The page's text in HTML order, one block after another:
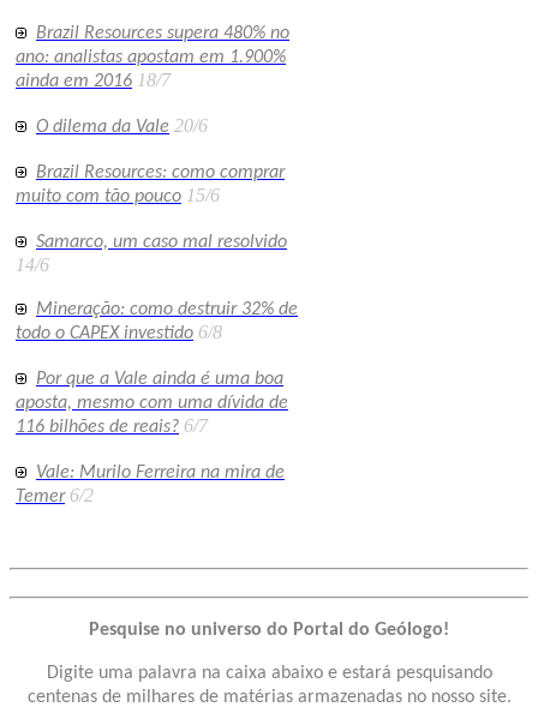
Brazil Resources supera 480% no
ano: analistas apostam em 1.900%
ainda em 2016 18/7
O dilema da Vale 20/6
Brazil Resources: como comprar
muito com tão pouco 15/6
Samarco, um caso mal resolvido
14/6
Mineração: como destruir 32% de
todo o CAPEX investido 6/8
Por que a Vale ainda é uma boa
aposta, mesmo com uma dívida de
116 bilhões de reais? 6/7
Vale: Murilo Ferreira na mira de
Temer 6/2
Pesquise no universo do Portal do Geólogo!
Digite uma palavra na caixa abaixo e estará pesquisando
centenas de milhares de matérias armazenadas no nosso site.